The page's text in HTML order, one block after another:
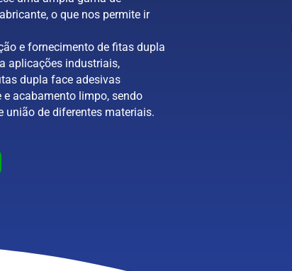
o que nos permite ir
e fornecimento de fitas dupla
aplicações industriais,
dupla face adesivas
acabamento limpo, sendo
união de diferentes materiais.